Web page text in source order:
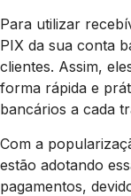
Para utilizar
PIX da sua conta
clientes. Assim,
forma rápida e
bancários a cada
Com a
estão adotando
pagamentos,